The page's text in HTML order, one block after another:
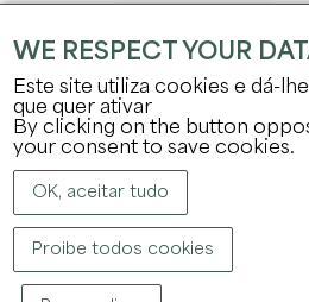
Área de
Empregos e
Política de
WE RESPECT YOUR
Este site utiliza cookies e dá-
que quer ativar
By clicking on the button
your consent to save cookies.
OK, aceitar tudo
Proibe todos cookies